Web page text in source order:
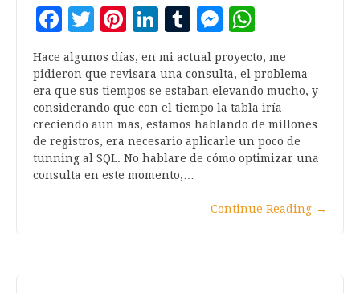
Facebook
Twitter
Pinterest
LinkedIn
Tumblr
Messenger
Hace algunos días, en mi actual proyecto, me
pidieron que revisara una consulta, el problema
era que sus tiempos se estaban elevando mucho, y
considerando que con el tiempo la tabla iría
creciendo aun mas, estamos hablando de millones
de registros, era necesario aplicarle un poco de
tunning al SQL. No hablare de cómo optimizar una
consulta en este momento,…
Continue Reading →